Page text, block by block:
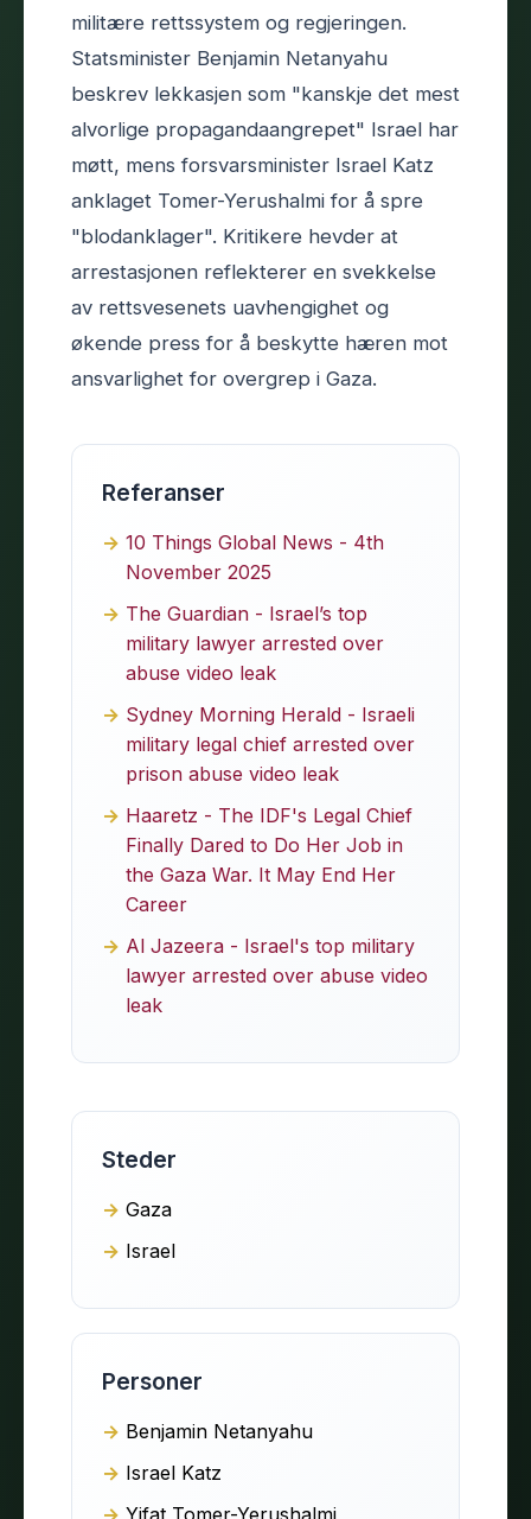
militære rettssystem og regjeringen.
Statsminister Benjamin Netanyahu
beskrev lekkasjen som "kanskje det mest
alvorlige propagandaangrepet" Israel har
møtt, mens forsvarsminister Israel Katz
anklaget Tomer-Yerushalmi for å spre
"blodanklager". Kritikere hevder at
arrestasjonen reflekterer en svekkelse
av rettsvesenets uavhengighet og
økende press for å beskytte hæren mot
ansvarlighet for overgrep i Gaza.
Referanser
10 Things Global News - 4th
November 2025
The Guardian - Israel’s top
military lawyer arrested over
abuse video leak
Sydney Morning Herald - Israeli
military legal chief arrested over
prison abuse video leak
Haaretz - The IDF's Legal Chief
Finally Dared to Do Her Job in
the Gaza War. It May End Her
Career
Al Jazeera - Israel's top military
lawyer arrested over abuse video
leak
Steder
Gaza
Israel
Personer
Benjamin Netanyahu
Israel Katz
Yifat Tomer-Yerushalmi